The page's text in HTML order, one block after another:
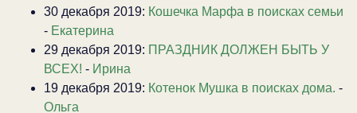
30 декабря 2019: Кошечка Марфа в поисках семьи
- Екатерина
29 декабря 2019: ПРАЗДНИК ДОЛЖЕН БЫТЬ У
ВСЕХ! - Ирина
19 декабря 2019: Котенок Мушка в поисках дома. -
Ольга